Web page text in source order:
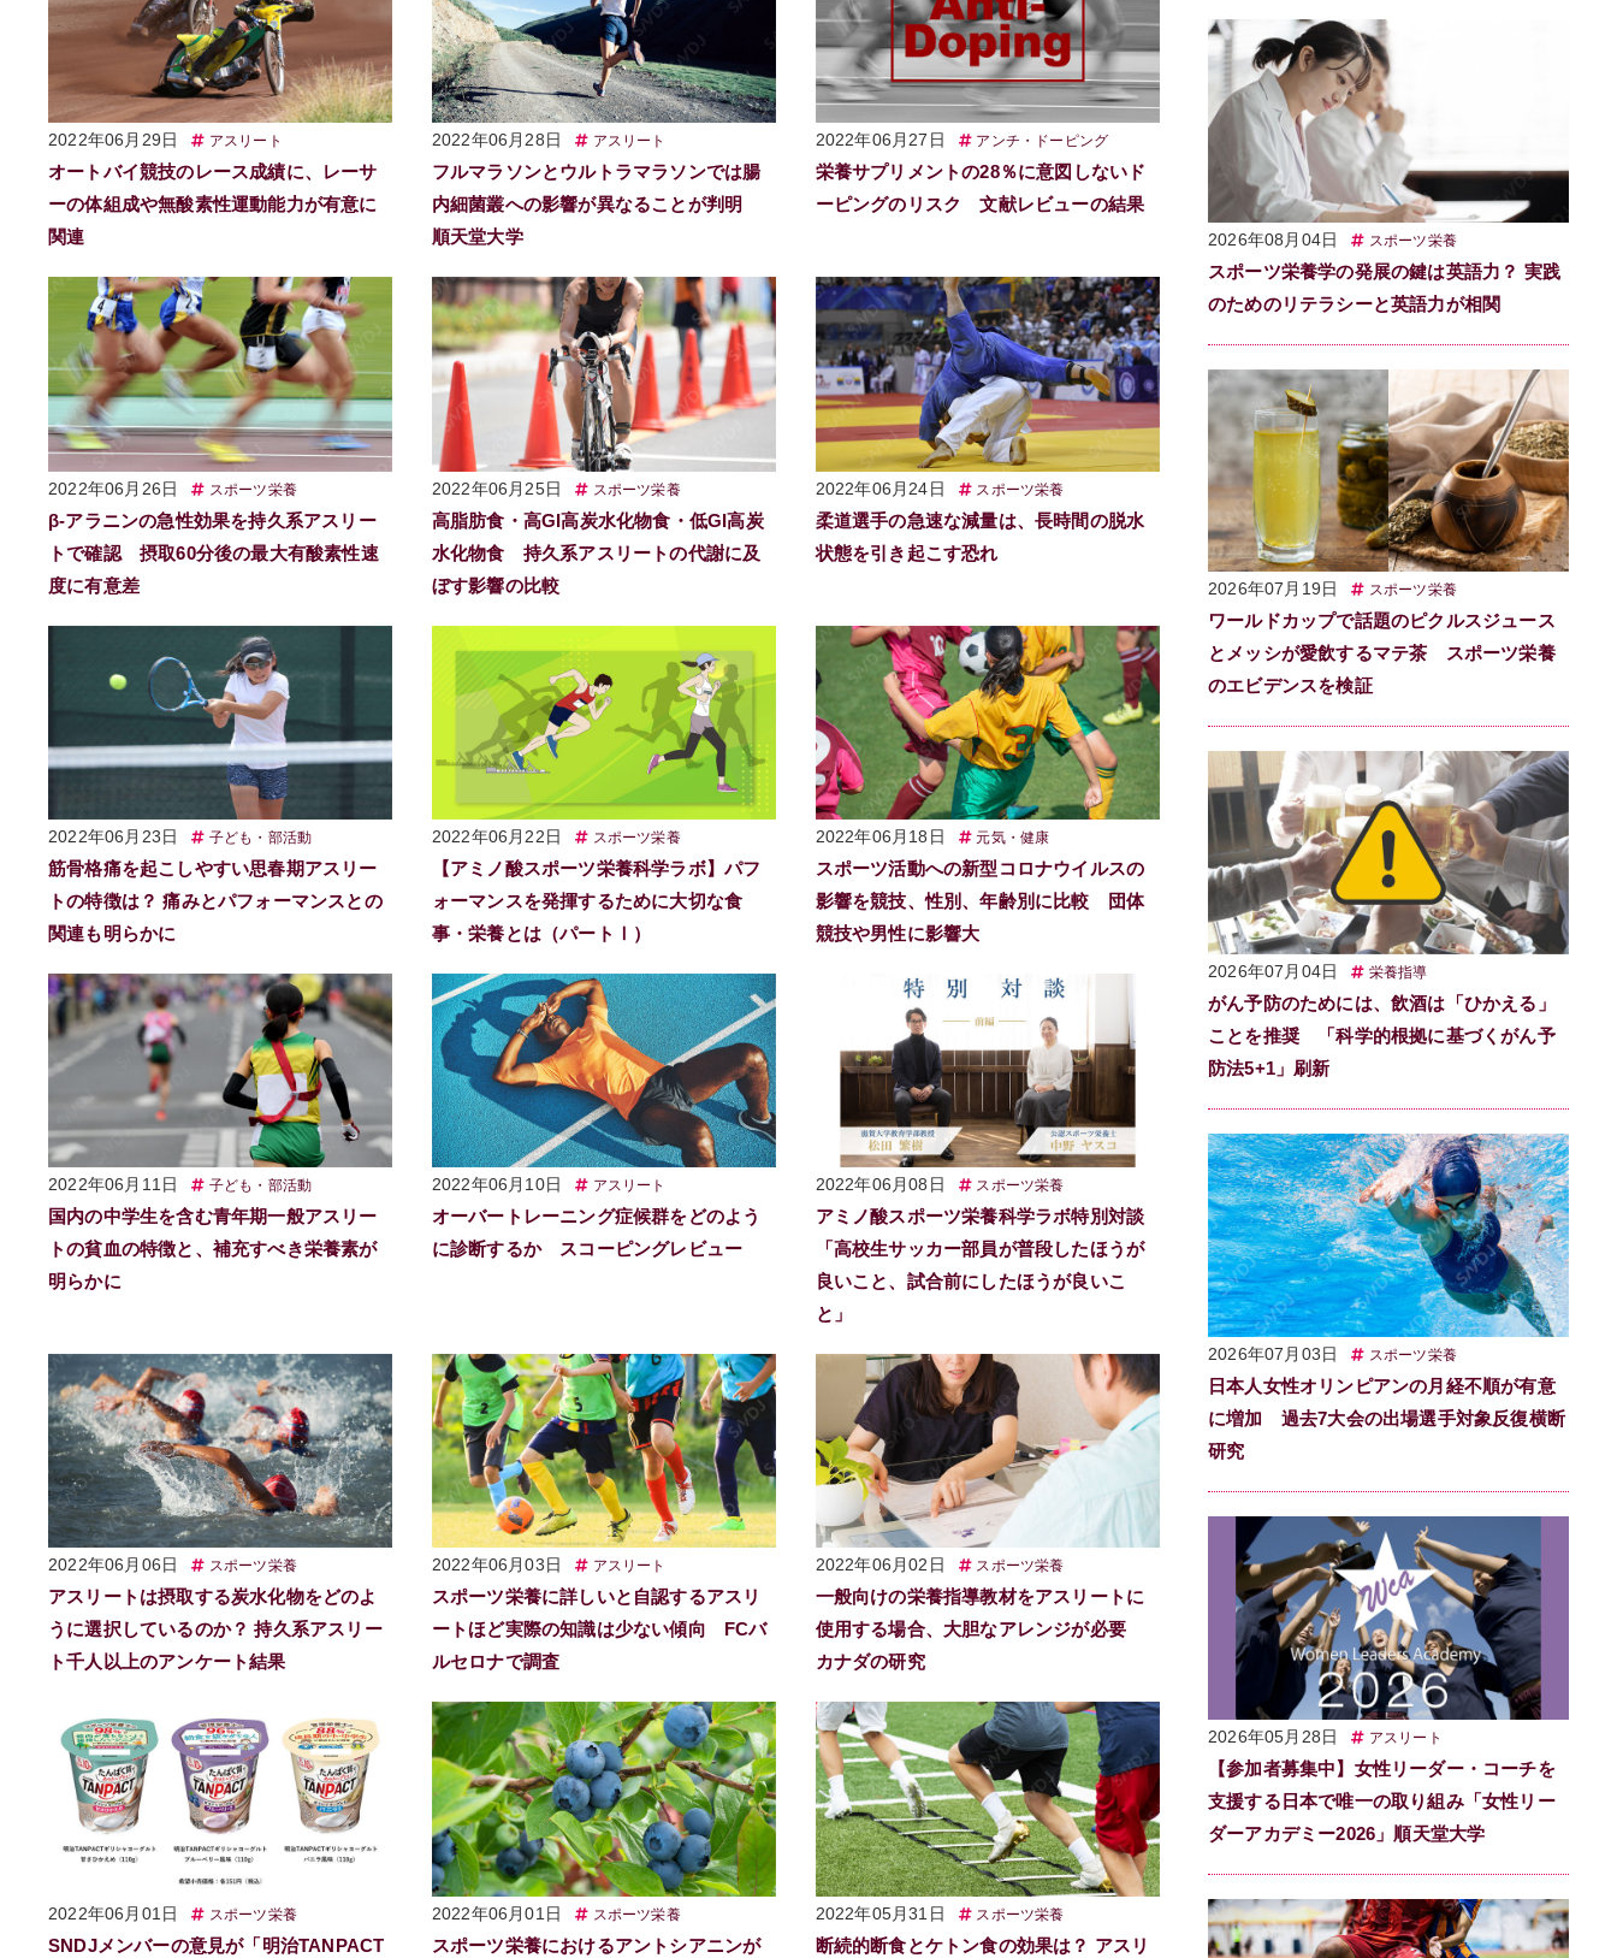
2022年06月29日 アスリート
オートバイ競技のレース成績に、レーサ
ーの体組成や無酸素性運動能力が有意に
関連
2022年06月28日 アスリート
フルマラソンとウルトラマラソンでは腸
内細菌叢への影響が異なることが判明
順天堂大学
2022年06月27日 アンチ・ドーピング
栄養サプリメントの28％に意図しないド
ーピングのリスク 文献レビューの結果
2022年06月26日 スポーツ栄養
β-アラニンの急性効果を持久系アスリー
トで確認 摂取60分後の最大有酸素性速
度に有意差
2022年06月25日 スポーツ栄養
高脂肪食・高GI高炭水化物食・低GI高炭
水化物食 持久系アスリートの代謝に及
ぼす影響の比較
2022年06月24日 スポーツ栄養
柔道選手の急速な減量は、長時間の脱水
状態を引き起こす恐れ
2022年06月23日 子ども・部活動
筋骨格痛を起こしやすい思春期アスリー
トの特徴は？ 痛みとパフォーマンスとの
関連も明らかに
2022年06月22日 スポーツ栄養
【アミノ酸スポーツ栄養科学ラボ】パフ
ォーマンスを発揮するために大切な食
事・栄養とは（パートⅠ）
2022年06月18日 元気・健康
スポーツ活動への新型コロナウイルスの
影響を競技、性別、年齢別に比較 団体
競技や男性に影響大
2022年06月11日 子ども・部活動
国内の中学生を含む青年期一般アスリー
トの貧血の特徴と、補充すべき栄養素が
明らかに
2022年06月10日 アスリート
オーバートレーニング症候群をどのよう
に診断するか スコーピングレビュー
2022年06月08日 スポーツ栄養
アミノ酸スポーツ栄養科学ラボ特別対談
「高校生サッカー部員が普段したほうが
良いこと、試合前にしたほうが良いこ
と」
2022年06月06日 スポーツ栄養
アスリートは摂取する炭水化物をどのよ
うに選択しているのか？ 持久系アスリー
ト千人以上のアンケート結果
2022年06月03日 アスリート
スポーツ栄養に詳しいと自認するアスリ
ートほど実際の知識は少ない傾向 FCバ
ルセロナで調査
2022年06月02日 スポーツ栄養
一般向けの栄養指導教材をアスリートに
使用する場合、大胆なアレンジが必要
カナダの研究
2022年06月01日 スポーツ栄養
SNDJメンバーの意見が「明治TANPACT
2022年06月01日 スポーツ栄養
スポーツ栄養におけるアントシアニンが
2022年05月31日 スポーツ栄養
断続的断食とケトン食の効果は？ アスリ
2026年08月04日 スポーツ栄養
スポーツ栄養学の発展の鍵は英語力？ 実践
のためのリテラシーと英語力が相関
2026年07月19日 スポーツ栄養
ワールドカップで話題のピクルスジュース
とメッシが愛飲するマテ茶 スポーツ栄養
のエビデンスを検証
2026年07月04日 栄養指導
がん予防のためには、飲酒は「ひかえる」
ことを推奨 「科学的根拠に基づくがん予
防法5+1」刷新
2026年07月03日 スポーツ栄養
日本人女性オリンピアンの月経不順が有意
に増加 過去7大会の出場選手対象反復横断
研究
2026年05月28日 アスリート
【参加者募集中】女性リーダー・コーチを
支援する日本で唯一の取り組み「女性リー
ダーアカデミー2026」順天堂大学